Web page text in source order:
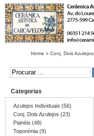
Categorias
Azulejos Individuais (56)
Conj. Dois Azulejos (23)
Painéis (48)
Toponímia (9)
Home » Conj. Dois Azulejos